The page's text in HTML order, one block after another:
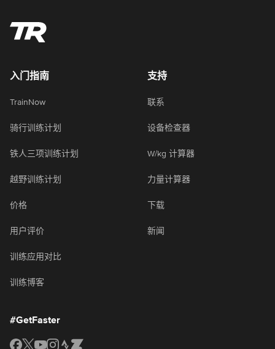
入门指南
TrainNow
骑行训练计划
铁人三项训练计划
越野训练计划
价格
用户评价
训练应用对比
训练博客
支持
联系
设备检查器
W/kg 计算器
力量计算器
下载
新闻
#GetFaster